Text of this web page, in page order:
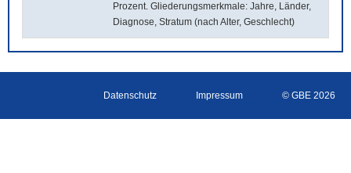
Prozent. Gliederungsmerkmale: Jahre, Länder,
Diagnose, Stratum (nach Alter, Geschlecht)
Datenschutz Impressum © GBE 2026